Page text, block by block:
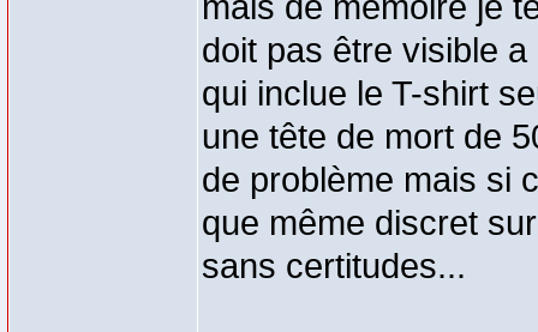
doit pas être visible
qui inclue le T-shirt
une tête de mort de
de problème mais si
que même discret
sans certitudes...